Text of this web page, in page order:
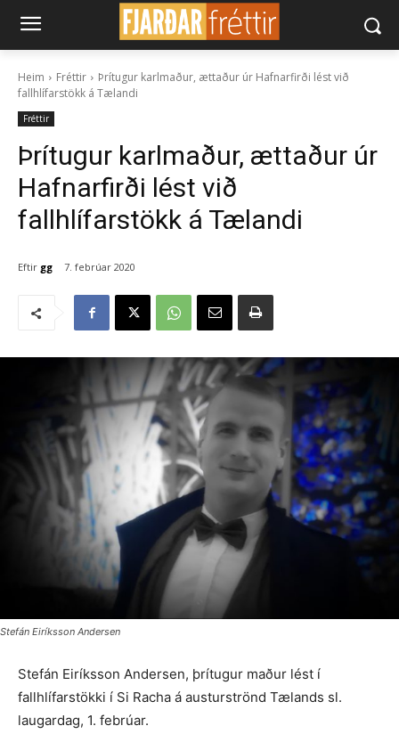
Heim Fréttir
Þrítugur karlmaður, ættaður úr Hafnarfirði lést við
fallhlífarstökk á Tælandi
Fréttir
Þrítugur karlmaður, ættaður úr
Hafnarfirði lést við
fallhlífarstökk á Tælandi
Eftir gg 7. febrúar 2020
Stefán Eiríksson Andersen
Stefán Eiríksson Andersen, þrítugur maður lést í
fallhlífarstökki í Si Racha á austurströnd Tælands sl.
laugardag, 1. febrúar.